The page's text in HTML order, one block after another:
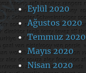
Eylül 2020
Ağustos 2020
Temmuz 2020
Mayıs 2020
Nisan 2020